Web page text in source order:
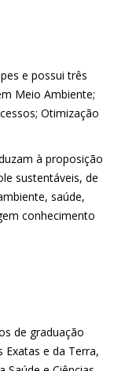
e possui três
Meio Ambiente;
Otimização
à proposição
sustentáveis, de
saúde,
conhecimento
de graduação
Exatas e da Terra,